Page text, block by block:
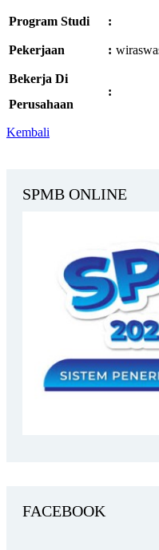
Program Studi :
Pekerjaan :
Bekerja Di
Perusahaan
:
Kembali
SPMB ONLINE
FACEBOOK